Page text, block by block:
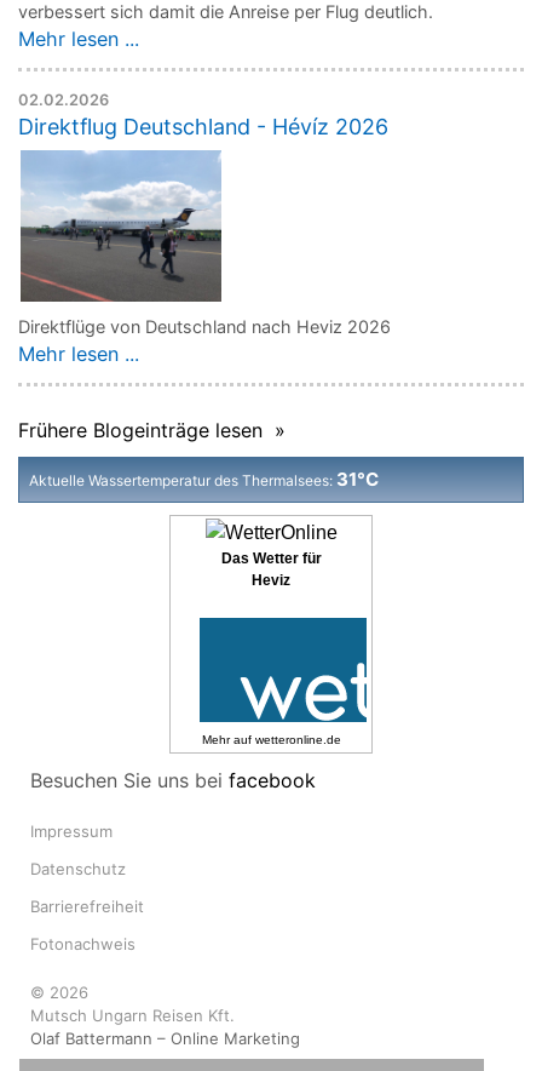
verbessert sich damit die Anreise per Flug deutlich.
Mehr lesen ...
02.02.2026
Direktflug Deutschland - Hévíz 2026
Direktflüge von Deutschland nach Heviz 2026
Mehr lesen ...
Frühere Blogeinträge lesen »
Aktuelle Wassertemperatur des Thermalsees: 31°C
Das Wetter für
Heviz
Mehr auf wetteronline.de
Besuchen Sie uns bei facebook
Impressum
Datenschutz
Barrierefreiheit
Fotonachweis
© 2026
Mutsch Ungarn Reisen Kft.
Olaf Battermann – Online Marketing